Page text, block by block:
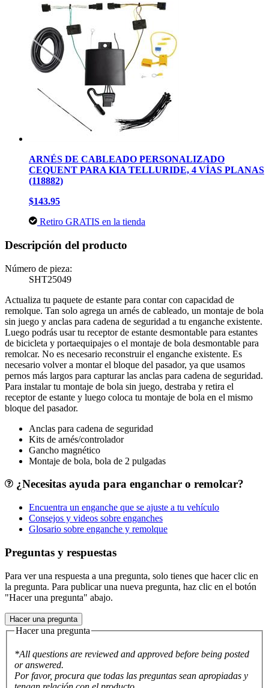
ARNÉS DE CABLEADO PERSONALIZADO
CEQUENT PARA KIA TELLURIDE, 4 VÍAS PLANAS
(118882)
$143.95
Retiro GRATIS en la tienda
Descripción del producto
Número de pieza:
SHT25049
Actualiza tu paquete de estante para contar con capacidad de
remolque. Tan solo agrega un arnés de cableado, un montaje de bola
sin juego y anclas para cadena de seguridad a tu enganche existente.
Luego podrás usar tu receptor de estante desmontable para estantes
de bicicleta y portaequipajes o el montaje de bola desmontable para
remolcar. No es necesario reconstruir el enganche existente. Es
necesario volver a montar el bloque del pasador, ya que usamos
pernos más largos para capturar las anclas para cadena de seguridad.
Para instalar tu montaje de bola sin juego, destraba y retira el
receptor de estante y luego coloca tu montaje de bola en el mismo
bloque del pasador.
Anclas para cadena de seguridad
Kits de arnés/controlador
Gancho magnético
Montaje de bola, bola de 2 pulgadas
¿Necesitas ayuda para enganchar o remolcar?
Encuentra un enganche que se ajuste a tu vehículo
Consejos y videos sobre enganches
Glosario sobre enganche y remolque
Preguntas y respuestas
Para ver una respuesta a una pregunta, solo tienes que hacer clic en
la pregunta. Para publicar una nueva pregunta, haz clic en el botón
"Hacer una pregunta" abajo.
Hacer una pregunta
Hacer una pregunta
*All questions are reviewed and approved before being posted
or answered.
Por favor, procura que todas las preguntas sean apropiadas y